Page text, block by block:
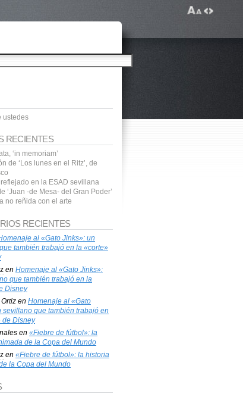
ustedes
RECIENTES
‘in memoriam’
de ‘Los lunes en el Ritz’, de
en la ESAD sevillana
‘Juan -de Mesa- del Gran Poder’
no reñida con el arte
RECIENTES
al «Gato Jinks»: un
también trabajó en la «corte»
en Homenaje al «Gato Jinks»:
que también trabajó en la
Disney
en Homenaje al «Gato
sevillano que también trabajó en
de Disney
en «Fiebre de fútbol»: la
de la Copa del Mundo
en «Fiebre de fútbol»: la historia
la Copa del Mundo